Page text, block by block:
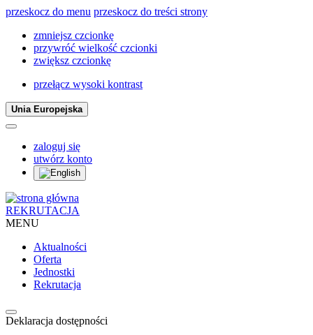
przeskocz do menu przeskocz do treści strony
zmniejsz czcionkę
przywróć wielkość czcionki
zwiększ czcionkę
przełącz wysoki kontrast
Unia Europejska
zaloguj się
utwórz konto
REKRUTACJA
MENU
Aktualności
Oferta
Jednostki
Rekrutacja
Deklaracja dostępności